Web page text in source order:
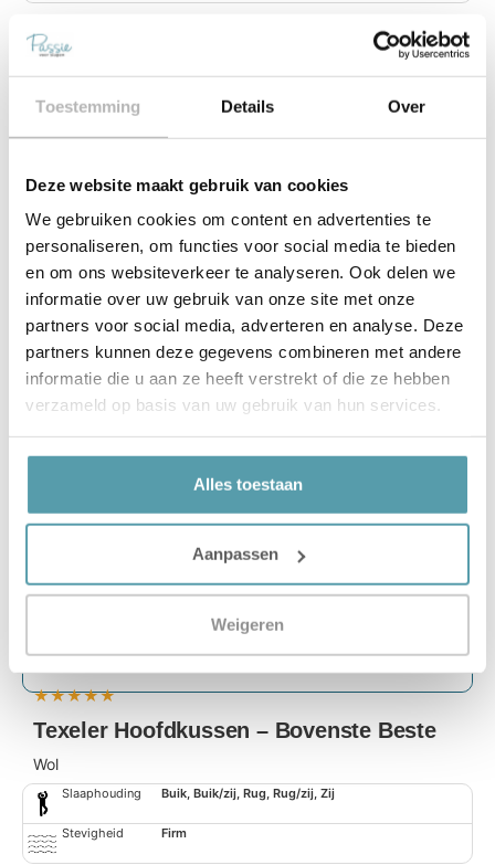
Toestemming Details Over
Deze website maakt gebruik van cookies
We gebruiken cookies om content en advertenties te
personaliseren, om functies voor social media te bieden
en om ons websiteverkeer te analyseren. Ook delen we
informatie over uw gebruik van onze site met onze
partners voor social media, adverteren en analyse. Deze
partners kunnen deze gegevens combineren met andere
informatie die u aan ze heeft verstrekt of die ze hebben
verzameld op basis van uw gebruik van hun services.
Alles toestaan
Aanpassen
Weigeren
€89,95
Snelle leveringen Scherp geprijsd Beste merken
★★★★★
Texeler Hoofdkussen – Bovenste Beste
Wol
Slaaphouding Buik, Buik/zij, Rug, Rug/zij, Zij
Stevigheid Firm